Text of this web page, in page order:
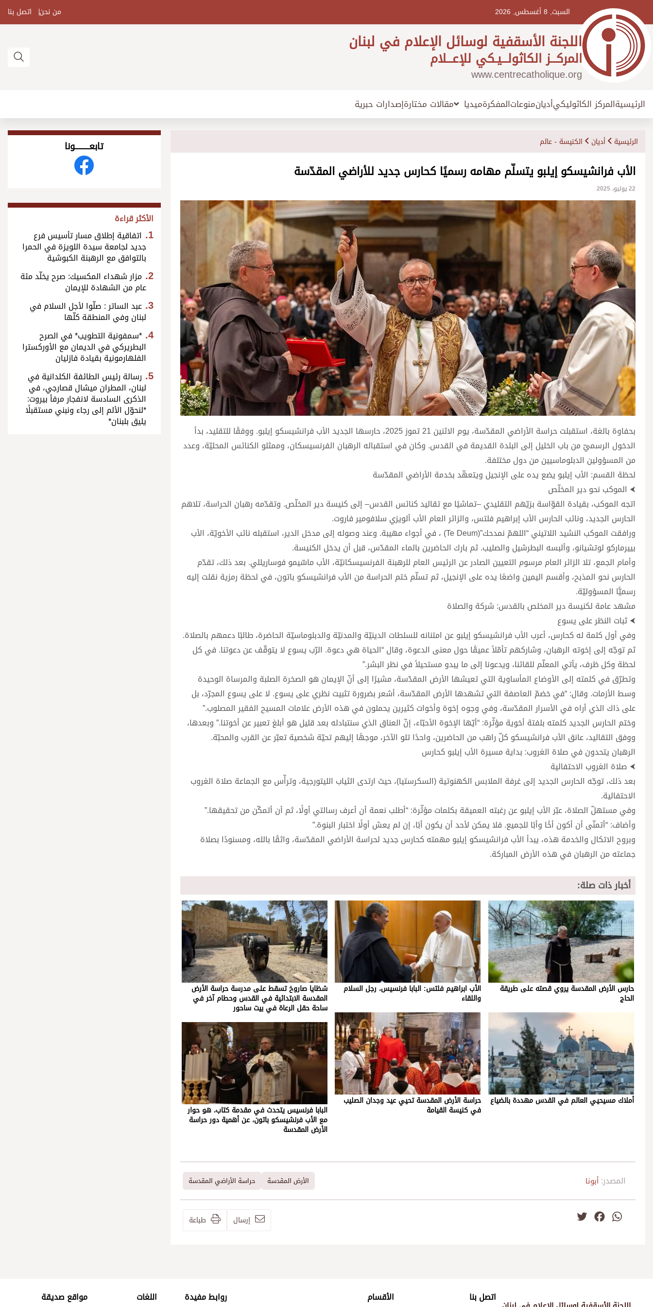
السبت, 8 أغسطس, 2026 من نحن اتصل بنا
اللجنة الأسقفية لوسائل الإعلام في لبنان
المركـــز الكاثولـــيـكي للإعـــلام
www.centrecatholique.org
الرئيسيةالمركز الكاثوليكيأديانمنوعاتالمفكرةميديا مقالات مختارةإصدارات حبرية
الرئيسية أديان الكنيسة - عالم
الأب فرانشيسكو إيلبو يتسلّم مهامه رسميًا كحارس جديد للأراضي المقدّسة
22 يوليو، 2025
بحفاوة بالغة، استقبلت حراسة الأراضي المقدّسة، يوم الاثنين 21 تموز 2025، حارسها الجديد الأب فرانشيسكو إيلبو. ووفقًا للتقليد، بدأ
الدخول الرسميّ من باب الخليل إلى البلدة القديمة في القدس. وكان في استقباله الرهبان الفرنسيسكان، وممثلو الكنائس المحليّة، وعدد
من المسؤولين الدبلوماسيين من دول مختلفة.
لحظة القسم: الأب إيلبو يضع يده على الإنجيل ويتعهّد بخدمة الأراضي المقدّسة
⮜ الموكب نحو دير المخلّص
اتجه الموكب، بقيادة القوّاسة بزيّهم التقليدي –تماشيًا مع تقاليد كنائس القدس– إلى كنيسة دير المخلّص. وتقدّمه رهبان الحراسة، تلاهم
الحارس الجديد، ونائب الحارس الأب إبراهيم فلتس، والزائر العام الأب ألويزي سلافومير فاروت.
ورافقت الموكب النشيد اللاتيني “اللهمّ نمدحك”(Te Deum) ، في أجواء مهيبة. وعند وصوله إلى مدخل الدير، استقبله نائب الأخويّة، الأب
بييرماركو لوتشيانو، وألبسه البطرشيل والصليب. ثم بارك الحاضرين بالماء المقدّس، قبل أن يدخل الكنيسة.
وأمام الجمع، تلا الزائر العام مرسوم التعيين الصادر عن الرئيس العام للرهبنة الفرنسيسكانيّة، الأب ماسّيمو فوساريللي. بعد ذلك، تقدّم
الحارس نحو المذبح، وأقسم اليمين واضعًا يده على الإنجيل، ثم تسلّم ختم الحراسة من الأب فرانشيسكو باتون، في لحظة رمزية نقلت إليه
رسميًّا المسؤوليّة.
مشهد عامة لكنيسة دير المخلص بالقدس: شركة والصلاة
⮜ ثبات النظر على يسوع
وفي أول كلمة له كحارس، أعرب الأب فرانشيسكو إيلبو عن امتنانه للسلطات الدينيّة والمدنيّة والدبلوماسيّة الحاضرة، طالبًا دعمهم بالصلاة.
ثم توجّه إلى إخوته الرهبان، وشاركهم تأمّلاً عميقًا حول معنى الدعوة، وقال “الحياة هي دعوة. الرّب يسوع لا يتوقّف عن دعوتنا. في كل
لحظة وكل ظرف، يأتي المعلّم للقائنا، ويدعونا إلى ما يبدو مستحيلاً في نظر البشر.”
وتطرّق في كلمته إلى الأوضاع المأساوية التي تعيشها الأرض المقدّسة، مشيرًا إلى أنّ الإيمان هو الصخرة الصلبة والمرساة الوحيدة
وسط الأزمات. وقال: “في خضمّ العاصفة التي تشهدها الأرض المقدّسة، أشعر بضرورة تثبيت نظري على يسوع. لا على يسوع المجرّد، بل
على ذاك الذي أراه في الأسرار المقدّسة، وفي وجوه إخوة وأخوات كثيرين يحملون في هذه الأرض علامات المسيح الفقير المصلوب.”
وختم الحارس الجديد كلمته بلفتة أخوية مؤثّرة: “أيّها الإخوة الأحبّاء، إنّ العناق الذي سنتبادله بعد قليل هو أبلغ تعبير عن أخوتنا.” وبعدها،
ووفق التقاليد، عانق الأب فرانشيسكو كلّ راهب من الحاضرين، واحدًا تلو الآخر، موجهًا إليهم تحيّة شخصية تعبّر عن القرب والمحبّة.
الرهبان يتحدون في صلاة الغروب: بداية مسيرة الأب إيلبو كحارس
⮜ صلاة الغروب الاحتفالية
بعد ذلك، توجّه الحارس الجديد إلى غرفة الملابس الكهنوتية (السكرستيا)، حيث ارتدى الثياب الليتورجية، وترأّس مع الجماعة صلاة الغروب
الاحتفالية.
وفي مستهلّ الصلاة، عبّر الأب إيلبو عن رغبته العميقة بكلمات مؤثّرة: “أطلب نعمة أن أعرف رسالتي أولًا، ثم أن أتمكّن من تحقيقها.”
وأضاف: “أتمنّى أن أكون أخًا وأبًا للجميع. فلا يمكن لأحد أن يكون أبًا، إن لم يعش أولًا اختبار البنوة.”
وبروح الاتكال والخدمة هذه، يبدأ الأب فرانشيسكو إيلبو مهمته كحارس جديد لحراسة الأراضي المقدّسة، واثقًا بالله، ومسنودًا بصلاة
جماعته من الرهبان في هذه الأرض المباركة.
أخبار ذات صلة:
حارس الأرض المقدسة يروي قصته على طريقة
الحاج
أملاك مسيحيي العالم في القدس مهددة بالضياع
الأب ابراهيم فلتس: البابا فرنسيس، رجل السلام
واللقاء
حراسة الأرض المقدسة تحيي عيد وجدان الصليب
في كنيسة القيامة
شظايا صاروخ تسقط على مدرسة حراسة الأرض
المقدسة الابتدائية في القدس وحطام آخر في
ساحة حقل الرعاة في بيت ساحور
البابا فرنسيس يتحدث في مقدمة كتاب، هو حوار
مع الأب فرنشيسكو باتون، عن أهمية دور حراسة
الأرض المقدسة
المصدر: أبونا الأرض المقدسة حراسة الأراضي المقدسة
WhatsApp
Facebook إرسال طباعة
تابعــــــــــونا
الأكثر قراءة
اتفاقية إطلاق مسار تأسيس فرع
جديد لجامعة سيدة اللويزة في الحمرا
بالتوافق مع الرهبنة الكبوشية
مزار شهداء المكسيك: صرح يخلّد مئة
عام من الشهادة للإيمان
عبد الساتر : صلّوا لأجل السلام في
لبنان وفي المنطقة كلّها
*سمفونية التطويب* في الصرح
البطريركي في الديمان مع الأوركسترا
الفلهارمونية بقيادة فازليان
رسالة رئيس الطائفة الكلدانية في
لبنان، المطران ميشال قصارجي، في
الذكرى السادسة لانفجار مرفأ بيروت:
*لنحوّل الألم إلى رجاء ونبني مستقبلًا
يليق بلبنان*
اتصل بنا الأقسام روابط مفيدة اللغات مواقع صديقة